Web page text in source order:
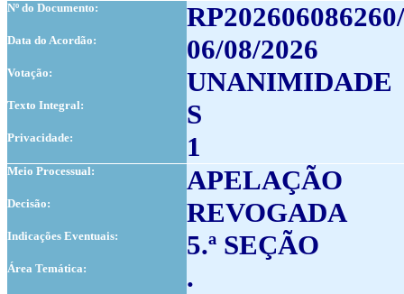
Nº do Documento:
Data do Acordão: 06/08/2026
Votação: UNANIMIDADE
Texto Integral: S
Privacidade: 1
Meio Processual: APELAÇÃO
Decisão: REVOGADA
Indicações Eventuais: 5.ª SEÇÃO
Área Temática: .